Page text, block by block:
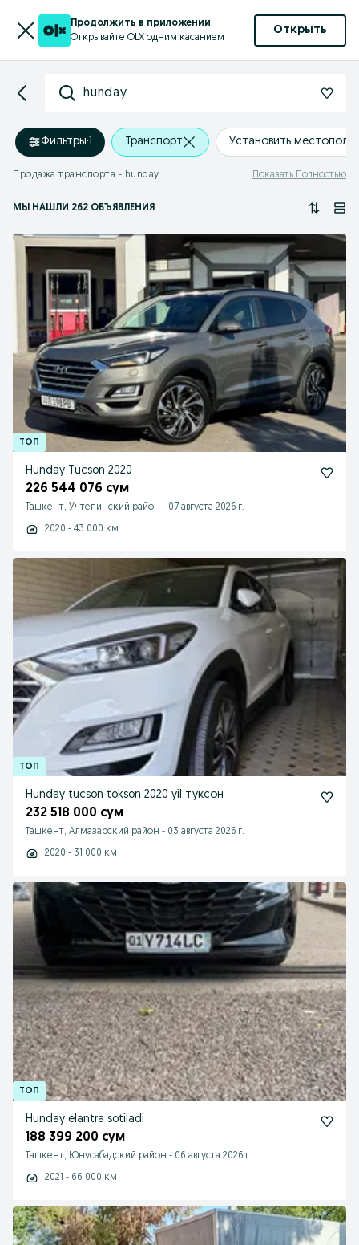
Продолжить в приложении
Открывайте OLX одним касанием
Открыть
hunday
Фильтры·1 Транспорт Установить
Продажа транспорта - hunday Показать Полностью
МЫ НАШЛИ 262 ОБЪЯВЛЕНИЯ
Hunday Tucson 2020
226 544 076 сум
Ташкент, Учтепинский район - 07 августа 2026 г.
2020 - 43 000 км
Hunday tucson tokson 2020 yil туксон
232 518 000 сум
Ташкент, Алмазарский район - 03 августа 2026 г.
2020 - 31 000 км
Hunday elantra sotiladi
188 399 200 сум
Ташкент, Юнусабадский район - 06 августа 2026 г.
2021 - 66 000 км